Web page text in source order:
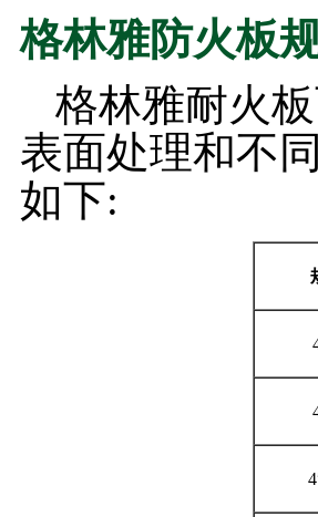
格林雅防火板
格林雅耐火
表面处理和不
如下: